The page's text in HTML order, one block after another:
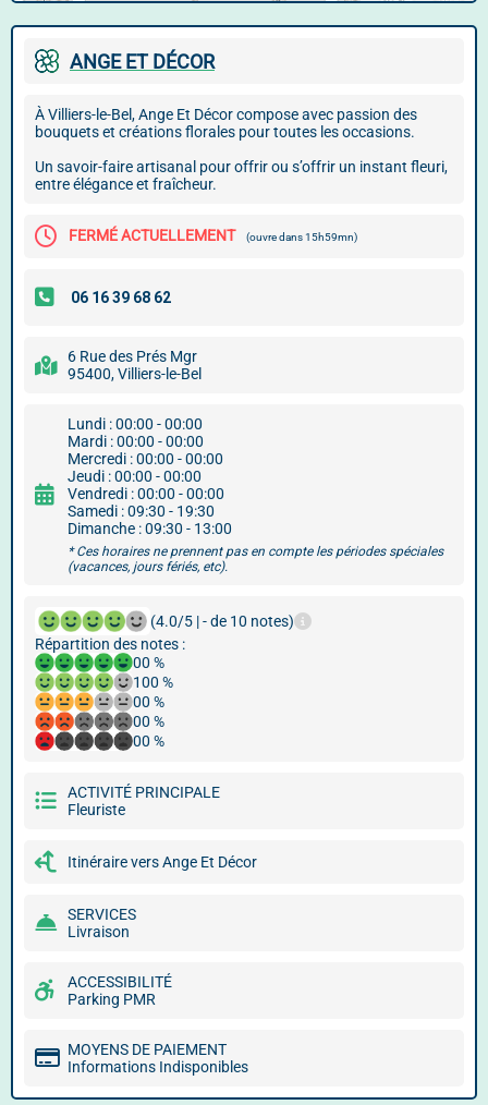
ANGE ET DÉCOR
À Villiers-le-Bel, Ange Et Décor compose avec passion des
bouquets et créations florales pour toutes les occasions.
Un savoir-faire artisanal pour offrir ou s’offrir un instant fleuri,
entre élégance et fraîcheur.
FERMÉ ACTUELLEMENT (ouvre dans 15h59mn)
6 Rue des Prés Mgr
95400, Villiers-le-Bel
Lundi : 00:00 - 00:00
Mardi : 00:00 - 00:00
Mercredi : 00:00 - 00:00
Jeudi : 00:00 - 00:00
Vendredi : 00:00 - 00:00
Samedi : 09:30 - 19:30
Dimanche : 09:30 - 13:00
* Ces horaires ne prennent pas en compte les périodes spéciales
(vacances, jours fériés, etc).
(4.0/5 | - de 10 notes)
Répartition des notes :
00 %
100 %
00 %
00 %
00 %
ACTIVITÉ PRINCIPALE
Fleuriste
Itinéraire vers Ange Et Décor
SERVICES
Livraison
ACCESSIBILITÉ
Parking PMR
MOYENS DE PAIEMENT
Informations Indisponibles